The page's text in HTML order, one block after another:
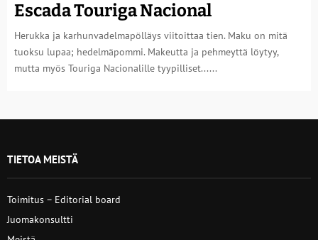
Escada Touriga Nacional
Herukka ja karhunvadelmapölläys viitoittaa tien. Maku on mitä
tuoksu lupaa; hedelmäpommi. Makeutta ja pehmeyttä löytyy,
mutta myös Touriga Nacionalille tyypilliset......
TIETOA MEISTÄ
Toimitus – Editorial board
Juomakonsultti